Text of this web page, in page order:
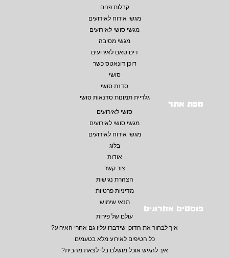
קבלות פנים
מגשי אירוח לאירועים
מגשי סושי לאירועים
מגשי מסיבה
דים סאם לאירועים
דוכן דונאטס כשר
סושי
סדנת סושי
גלריית תמונות סדנאות סושי
פוסטים אחרונים
עולם של פירות
איך לבחור את הדוכן שידברו עליו גם אחרי האירוע?
כל הטיפים לאירוע מלא בטעמים
איך להגיש אוכל מושלם בלי לצאת מהבית?
מפת אתר
סושי לאירועים
מגשי סושי לאירועים
מגשי אירוח לאירועים
בלוג
אודות
צור קשר
הצהרת נגישות
מדיניות פרטיות
תנאי שימוש